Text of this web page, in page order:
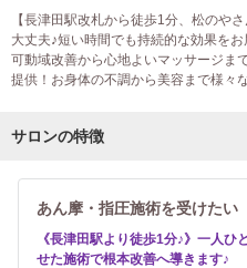
【長津田駅改札から徒歩1分、松のや
大丈夫♪短い時間でも持続的な効果を
可動域改善から心地よいマッサージま
提供！お身体の不調から美容まで様々
サロンの特徴
あん摩・指圧施術を受けたい
《長津田駅より徒歩1分♪》一人
せた施術で根本改善へ導きます♪